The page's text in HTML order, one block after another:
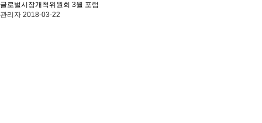
글로벌시장개척위원회 3월 포럼
관리자 2018-03-22